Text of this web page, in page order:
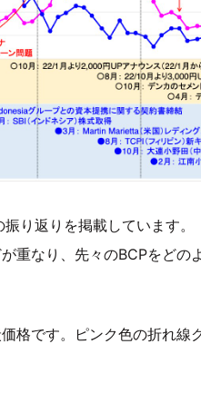
り返りを掲載しています
重なり、先々のBCPをどの
格です。ピンク色の折れ線